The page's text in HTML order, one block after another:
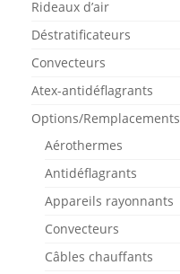
Rideaux d’air
Déstratificateurs
Convecteurs
Atex-antidéflagrants
Options/Remplacements
Aérothermes
Antidéflagrants
Appareils rayonnants
Convecteurs
Câbles chauffants